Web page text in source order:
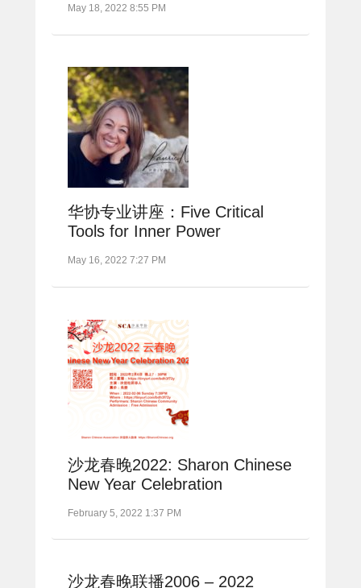
May 18, 2022 8:55 PM
华协专业讲座：Five Critical
Tools for Inner Power
May 16, 2022 7:27 PM
沙龙春晚2022: Sharon Chinese
New Year Celebration
February 5, 2022 1:37 PM
沙龙春晚联播2006 – 2022